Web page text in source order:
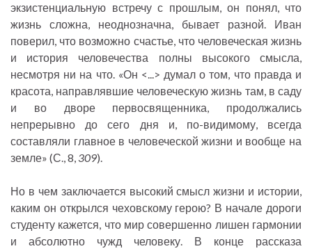
экзистенциальную встречу с прошлым, он понял, что
жизнь сложна, неоднозначна, бывает разной. Иван
поверил, что возможно счастье, что человеческая жизнь
и история человечества полны высокого смысла,
несмотря ни на что. «Он <...> думал о том, что правда и
красота, направлявшие человеческую жизнь там, в саду
и во дворе первосвященника, продолжались
непрерывно до сего дня и, по-видимому, всегда
составляли главное в человеческой жизни и вообще на
земле» (С., 8, 309).
Но в чем заключается высокий смысл жизни и истории,
каким он открылся чеховскому герою? В начале дороги
студенту кажется, что мир совершенно лишен гармонии
и абсолютно чужд человеку. В конце рассказа